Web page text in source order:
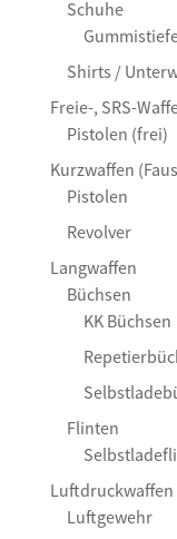
Schuhe
Shirts /
Freie-, SRS-
Pistolen (frei)
Kurzwaffen
Pistolen
Revolver
Langwaffen
Büchsen
KK Büchsen
Flinten
Luftdruckwaffen
Luftgewehr